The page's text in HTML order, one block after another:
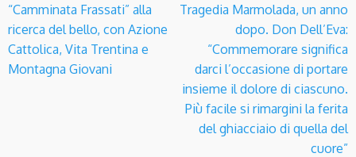
“Camminata Frassati” alla
ricerca del bello, con Azione
Cattolica, Vita Trentina e
Montagna Giovani
Tragedia Marmolada, un anno
dopo. Don Dell’Eva:
“Commemorare significa
darci l’occasione di portare
insieme il dolore di ciascuno.
Più facile si rimargini la ferita
del ghiacciaio di quella del
cuore”